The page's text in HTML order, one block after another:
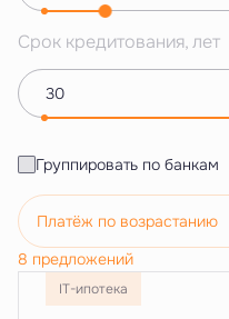
Срок кредитования, лет
Группировать по банкам
Платёж по возрастанию
8 предложений
IT-ипотека